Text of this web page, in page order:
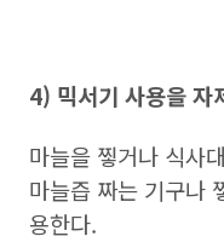
4) 믹서기 사용을 자
마늘을 찧거나 식사
마늘즙 짜는 기구나
용한다.